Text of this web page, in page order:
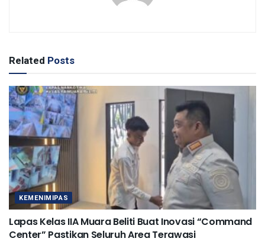
Related Posts
KEMENIMIPAS
Lapas Kelas IIA Muara Beliti Buat Inovasi “Command
Center” Pastikan Seluruh Area Terawasi